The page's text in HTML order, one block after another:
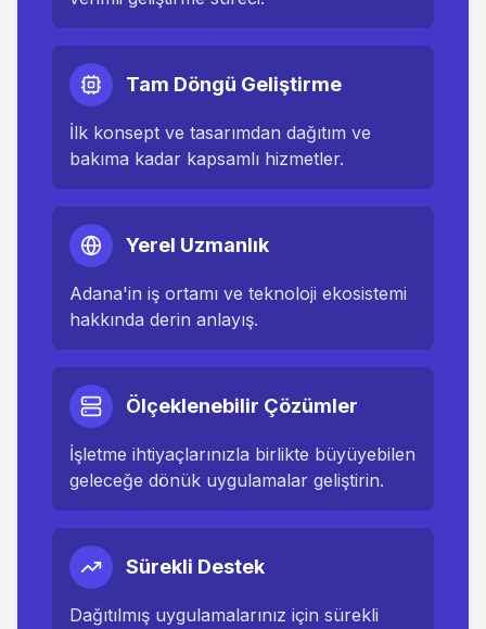
Tam Döngü Geliştirme
İlk konsept ve tasarımdan dağıtım ve
bakıma kadar kapsamlı hizmetler.
Yerel Uzmanlık
Adana'in iş ortamı ve teknoloji ekosistemi
hakkında derin anlayış.
Ölçeklenebilir Çözümler
İşletme ihtiyaçlarınızla birlikte büyüyebilen
geleceğe dönük uygulamalar geliştirin.
Sürekli Destek
Dağıtılmış uygulamalarınız için sürekli